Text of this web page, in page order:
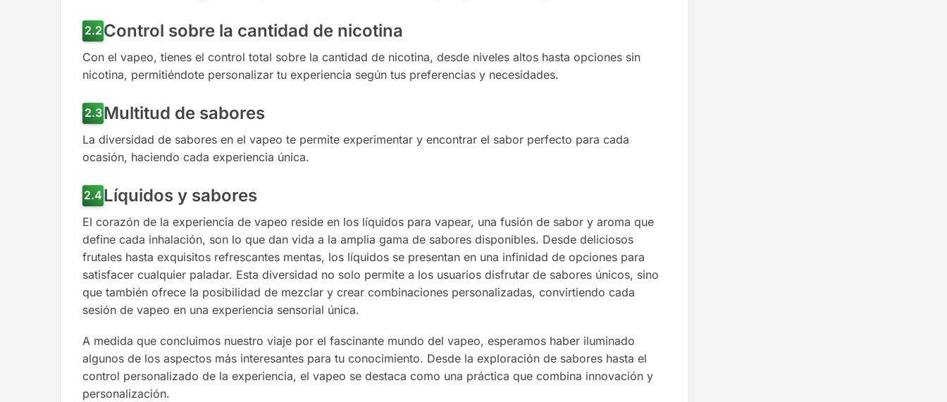
Control sobre la cantidad de nicotina
Con el vapeo, tienes el control total sobre la cantidad de nicotina, desde niveles altos hasta opciones sin
nicotina, permitiéndote personalizar tu experiencia según tus preferencias y necesidades.
Multitud de sabores
La diversidad de sabores en el vapeo te permite experimentar y encontrar el sabor perfecto para cada
ocasión, haciendo cada experiencia única.
Líquidos y sabores
El corazón de la experiencia de vapeo reside en los líquidos para vapear, una fusión de sabor y aroma que
define cada inhalación, son lo que dan vida a la amplia gama de sabores disponibles. Desde deliciosos
frutales hasta exquisitos refrescantes mentas, los líquidos se presentan en una infinidad de opciones para
satisfacer cualquier paladar. Esta diversidad no solo permite a los usuarios disfrutar de sabores únicos, sino
que también ofrece la posibilidad de mezclar y crear combinaciones personalizadas, convirtiendo cada
sesión de vapeo en una experiencia sensorial única.
A medida que concluimos nuestro viaje por el fascinante mundo del vapeo, esperamos haber iluminado
algunos de los aspectos más interesantes para tu conocimiento. Desde la exploración de sabores hasta el
control personalizado de la experiencia, el vapeo se destaca como una práctica que combina innovación y
personalización.